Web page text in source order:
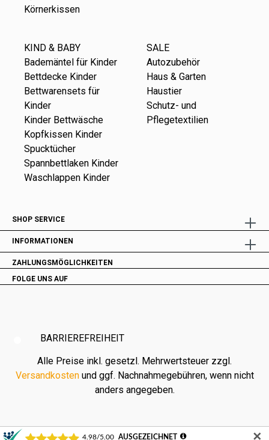
Körnerkissen
KIND & BABY
Bademäntel für Kinder
Bettdecke Kinder
Bettwarensets für
Kinder
Kinder Bettwäsche
Kopfkissen Kinder
Spucktücher
Spannbettlaken Kinder
Waschlappen Kinder
SALE
Autozubehör
Haus & Garten
Haustier
Schutz- und
Pflegetextilien
SHOP SERVICE
INFORMATIONEN
ZAHLUNGSMÖGLICHKEITEN
FOLGE UNS AUF
BARRIEREFREIHEIT
Alle Preise inkl. gesetzl. Mehrwertsteuer zzgl.
Versandkostenund ggf. Nachnahmegebühren, wenn nicht
anders angegeben.
✕